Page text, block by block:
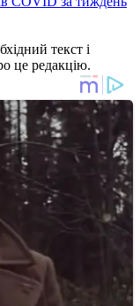
текст і
це редакцію.